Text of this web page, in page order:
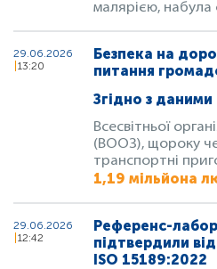
малярією, набула
29.06.2026
13:20
Безпека на
питання
Згідно з даними
Всесвітньої
(ВООЗ), щороку
транспортні
1,19 мільйона
29.06.2026
12:42
Референс-
підтвердили
ISO 15189:2022